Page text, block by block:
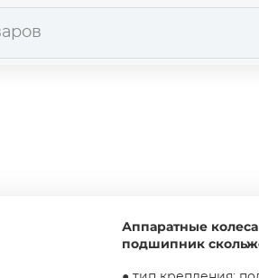
Аппаратные
подшипник